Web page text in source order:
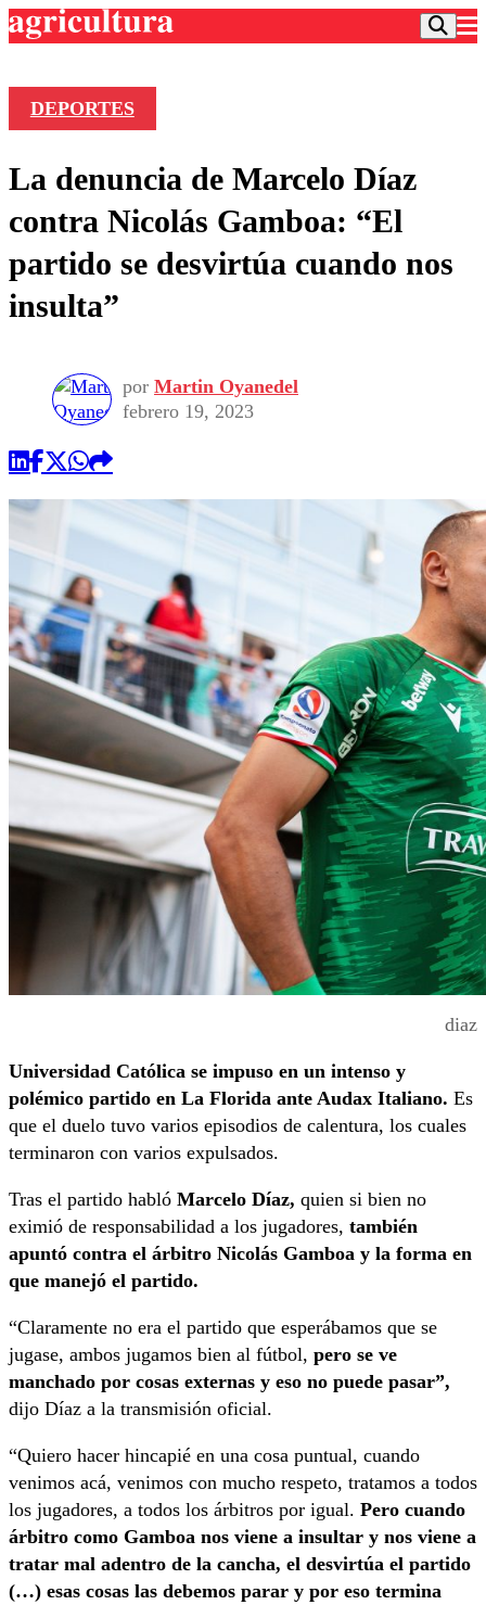
Frecuencias
Agricultura TV
Deportes
Colo Colo
Torneo Internacional
Torneo Nacional
Entretención
Internacional
Nacional
Programas
Comercial
DEPORTES
La denuncia de Marcelo Díaz
contra Nicolás Gamboa: “El
partido se desvirtúa cuando nos
insulta”
por Martin Oyanedel
febrero 19, 2023
diaz
Universidad Católica se impuso en un intenso y
polémico partido en La Florida ante Audax Italiano. Es
que el duelo tuvo varios episodios de calentura, los cuales
terminaron con varios expulsados.
Tras el partido habló Marcelo Díaz, quien si bien no
eximió de responsabilidad a los jugadores, también
apuntó contra el árbitro Nicolás Gamboa y la forma en
que manejó el partido.
“Claramente no era el partido que esperábamos que se
jugase, ambos jugamos bien al fútbol, pero se ve
manchado por cosas externas y eso no puede pasar”,
dijo Díaz a la transmisión oficial.
“Quiero hacer hincapié en una cosa puntual, cuando
venimos acá, venimos con mucho respeto, tratamos a todos
los jugadores, a todos los árbitros por igual. Pero cuando
árbitro como Gamboa nos viene a insultar y nos viene a
tratar mal adentro de la cancha, el desvirtúa el partido
(…) esas cosas las debemos parar y por eso termina